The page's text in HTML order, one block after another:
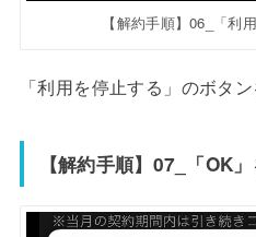
【解約手順】06_「利
「利用を停止する」のボタ
【解約手順】07_「OK